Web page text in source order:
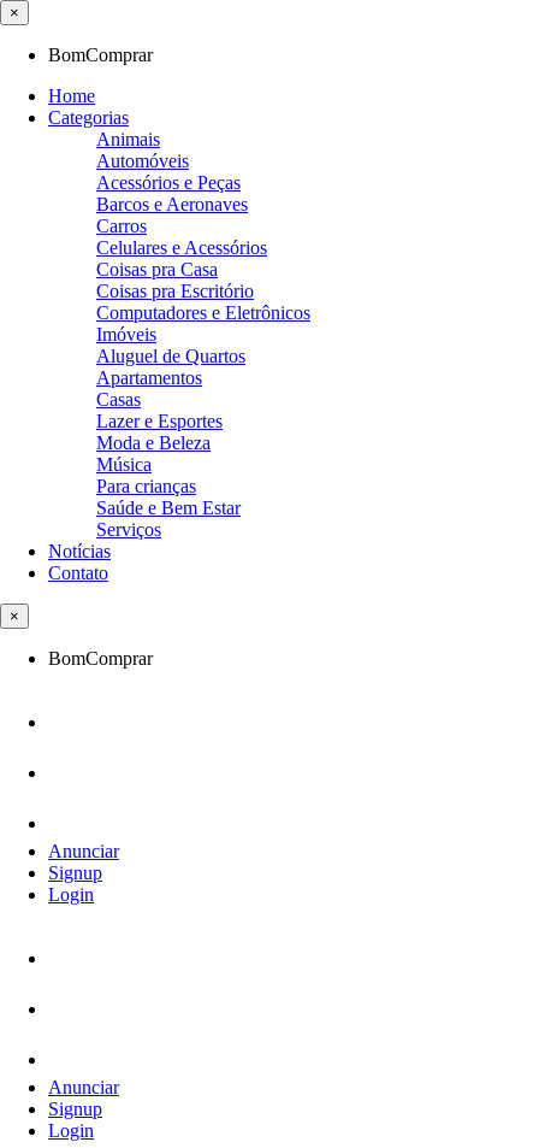
×
BomComprar
Home
Categorias
Animais
Automóveis
Acessórios e Peças
Barcos e Aeronaves
Carros
Celulares e Acessórios
Coisas pra Casa
Coisas pra Escritório
Computadores e Eletrônicos
Imóveis
Aluguel de Quartos
Apartamentos
Casas
Lazer e Esportes
Moda e Beleza
Música
Para crianças
Saúde e Bem Estar
Serviços
Notícias
Contato
×
BomComprar
Anunciar
Signup
Login
Anunciar
Signup
Login